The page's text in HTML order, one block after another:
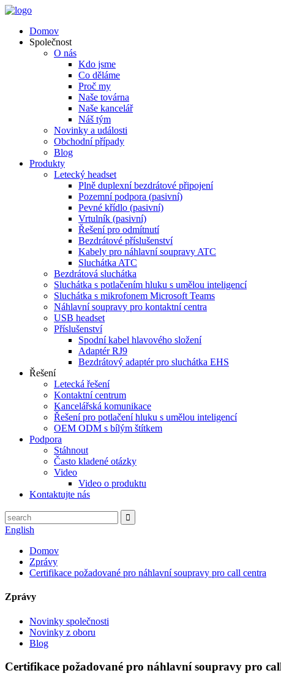
Domov
Společnost
O nás
Kdo jsme
Co děláme
Proč my
Naše továrna
Naše kancelář
Náš tým
Novinky a události
Obchodní případy
Blog
Produkty
Letecký headset
Plně duplexní bezdrátové připojení
Pozemní podpora (pasivní)
Pevné křídlo (pasivní)
Vrtulník (pasivní)
Řešení pro odmítnutí
Bezdrátové příslušenství
Kabely pro náhlavní soupravy ATC
Sluchátka ATC
Bezdrátová sluchátka
Sluchátka s potlačením hluku s umělou inteligencí
Sluchátka s mikrofonem Microsoft Teams
Náhlavní soupravy pro kontaktní centra
USB headset
Příslušenství
Spodní kabel hlavového složení
Adaptér RJ9
Bezdrátový adaptér pro sluchátka EHS
Řešení
Letecká řešení
Kontaktní centrum
Kancelářská komunikace
Řešení pro potlačení hluku s umělou inteligencí
OEM ODM s bílým štítkem
Podpora
Stáhnout
Často kladené otázky
Video
Video o produktu
Kontaktujte nás
English
Domov
Zprávy
Certifikace požadované pro náhlavní soupravy pro call centra
Zprávy
Novinky společnosti
Novinky z oboru
Blog
Certifikace požadované pro náhlavní soupravy pro